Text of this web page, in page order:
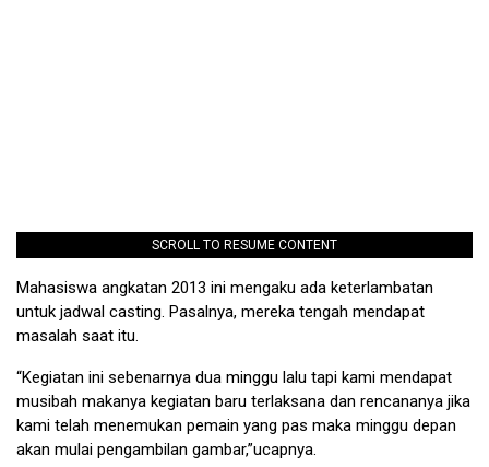
SCROLL TO RESUME CONTENT
Mahasiswa angkatan 2013 ini mengaku ada keterlambatan
untuk jadwal casting. Pasalnya, mereka tengah mendapat
masalah saat itu.
“Kegiatan ini sebenarnya dua minggu lalu tapi kami mendapat
musibah makanya kegiatan baru terlaksana dan rencananya jika
kami telah menemukan pemain yang pas maka minggu depan
akan mulai pengambilan gambar,”ucapnya.